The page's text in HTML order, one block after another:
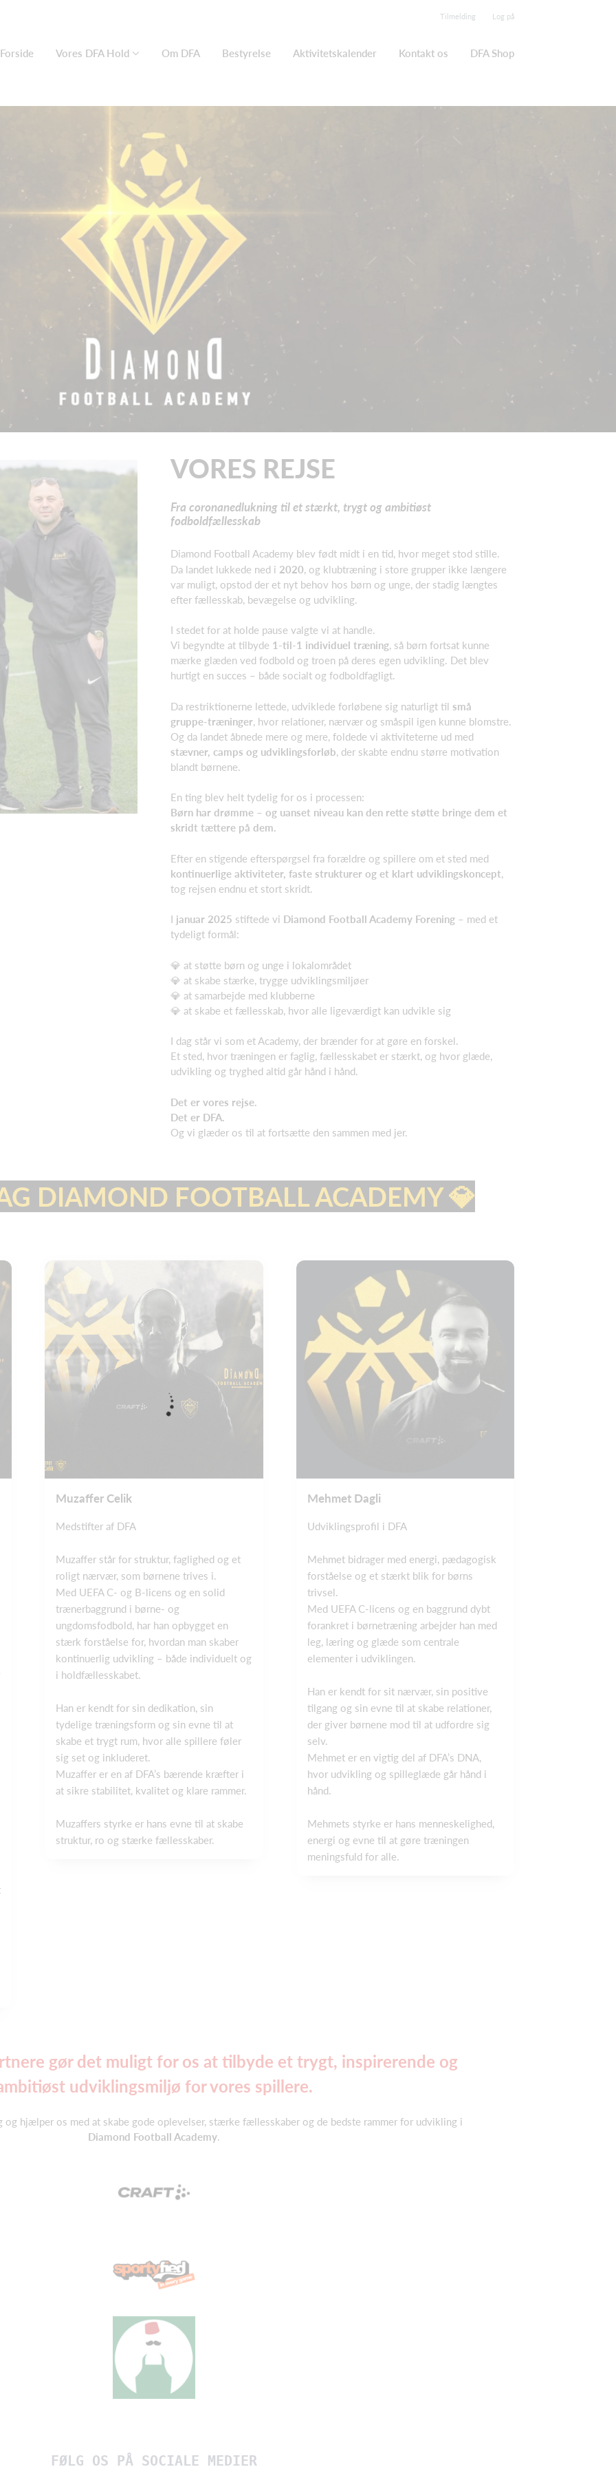
Tilmelding Log på
Forside Vores DFA Hold Om DFA Bestyrelse Aktivitetskalender Kontakt os DFA Shop
VORES REJSE
Fra coronanedlukning til et stærkt, trygt og ambitiøst
fodboldfællesskab
Diamond Football Academy blev født midt i en tid, hvor meget stod stille.
Da landet lukkede ned i 2020, og klubtræning i store grupper ikke længere
var muligt, opstod der et nyt behov hos børn og unge, der stadig længtes
efter fællesskab, bevægelse og udvikling.
I stedet for at holde pause valgte vi at handle.
Vi begyndte at tilbyde 1‑til‑1 individuel træning, så børn fortsat kunne
mærke glæden ved fodbold og troen på deres egen udvikling. Det blev
hurtigt en succes – både socialt og fodboldfagligt.
Da restriktionerne lettede, udviklede forløbene sig naturligt til små
gruppe‑træninger, hvor relationer, nærvær og småspil igen kunne blomstre.
Og da landet åb­nede mere og mere, foldede vi aktiviteterne ud med
stævner, camps og udviklingsforløb, der skabte endnu større motivation
blandt børnene.
En ting blev helt tydelig for os i processen:
Børn har drømme – og uanset niveau kan den rette støtte bringe dem et
skridt tættere på dem.
Efter en stigende efterspørgsel fra forældre og spillere om et sted med
kontinuerlige aktiviteter, faste strukturer og et klart udviklingskoncept,
tog rejsen endnu et stort skridt.
I januar 2025 stiftede vi Diamond Football Academy Forening – med et
tydeligt formål:
💎 at støtte børn og unge i lokalområdet
💎 at skabe stærke, trygge udviklingsmiljøer
💎 at samarbejde med klubberne
💎 at skabe et fællesskab, hvor alle ligeværdigt kan udvikle sig
I dag står vi som et Academy, der brænder for at gøre en forskel.
Et sted, hvor træningen er faglig, fællesskabet er stærkt, og hvor glæde,
udvikling og tryghed altid går hånd i hånd.
Det er vores rejse.
Det er DFA.
Og vi glæder os til at fortsætte den sammen med jer.
DIAMOND FOOTBALL ACADEMY 💎
Muzaffer Celik
Medstifter af DFA
Muzaffer står for struktur, faglighed og et
roligt nærvær, som børnene trives i.
Med UEFA C- og B‑licens og en solid
trænerbaggrund i børne- og
ungdomsfodbold, har han opbygget en
stærk forståelse for, hvordan man skaber
kontinuerlig udvikling – både individuelt og
i holdfællesskabet.
Han er kendt for sin dedikation, sin
tydelige træningsform og sin evne til at
skabe et trygt rum, hvor alle spillere føler
sig set og inkluderet.
Muzaffer er en af DFA’s bærende kræfter i
at sikre stabilitet, kvalitet og klare rammer.
Muzaffers styrke er hans evne til at skabe
struktur, ro og stærke fællesskaber.
Mehmet Dagli
Udviklingsprofil i DFA
Mehmet bidrager med energi, pædagogisk
forståelse og et stærkt blik for børns
trivsel.
Med UEFA C‑licens og en baggrund dybt
forankret i børnetræning arbejder han med
leg, læring og glæde som centrale
elementer i udviklingen.
Han er kendt for sit nærvær, sin positive
tilgang og sin evne til at skabe relationer,
der giver børnene mod til at udfordre sig
selv.
Mehmet er en vigtig del af DFA’s DNA,
hvor udvikling og spilleglæde går hånd i
hånd.
Mehmets styrke er hans menneskelighed,
energi og evne til at gøre træningen
meningsfuld for alle.
gør det muligt for os at tilbyde et trygt, inspirerende og
udviklingsmiljø for vores spillere.
og hjælper os med at skabe gode oplevelser, stærke fællesskaber og de bedste rammer for udvikling i
Diamond Football Academy.
FØLG OS PÅ SOCIALE MEDIER